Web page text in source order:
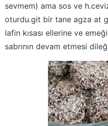
sevmem) ama sos ve
oturdu.git bir tane agza at
lafin kısası ellerine ve
sabrının devam etmesi